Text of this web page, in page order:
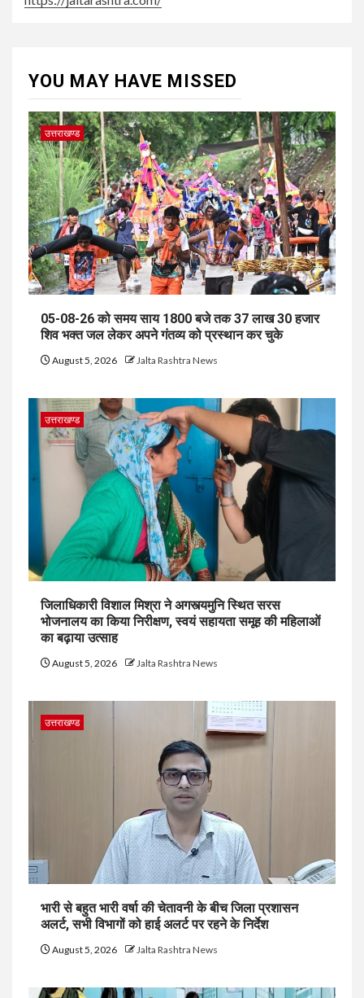
YOU MAY HAVE MISSED
उत्तराखण्ड
05-08-26 को समय साय 1800 बजे तक 37 लाख 30 हजार
शिव भक्त जल लेकर अपने गंतव्य को प्रस्थान कर चुके
August 5, 2026 Jalta Rashtra News
उत्तराखण्ड
जिलाधिकारी विशाल मिश्रा ने अगस्त्यमुनि स्थित सरस
भोजनालय का किया निरीक्षण, स्वयं सहायता समूह की महिलाओं
का बढ़ाया उत्साह
August 5, 2026 Jalta Rashtra News
उत्तराखण्ड
भारी से बहुत भारी वर्षा की चेतावनी के बीच जिला प्रशासन
अलर्ट, सभी विभागों को हाई अलर्ट पर रहने के निर्देश
August 5, 2026 Jalta Rashtra News